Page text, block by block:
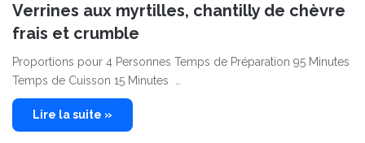
Verrines aux myrtilles, chantilly de chèvre
frais et crumble
Proportions pour 4 Personnes Temps de Préparation 95 Minutes
Temps de Cuisson 15 Minutes …
Lire la suite »